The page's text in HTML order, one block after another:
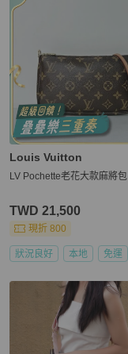
Louis Vuitton
LV Pochette老花大款麻將包
TWD 21,500
現折 800
狀況良好 本地 免運